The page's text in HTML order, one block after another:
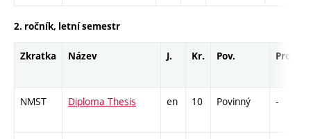
2. ročník, letní semestr
Zkratka Název J. Kr. Pov. Prof.
NMST Diploma Thesis en 10 Povinný -